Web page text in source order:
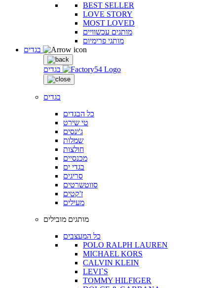
BEST SELLER
LOVE STORY
MOST LOVED
מותגים עכשוויים
מותגי פרימיום
בגדים
בגדים
כל הבגדים
טי שירט
ג'ינסים
שמלות
חולצות
מכנסיים
בגדי ים
סריגים
סווטשרטים
ז'קטים
מעילים
מותגים מובילים
כל המעצבים
POLO RALPH LAUREN
MICHAEL KORS
CALVIN KLEIN
LEVI`S
TOMMY HILFIGER